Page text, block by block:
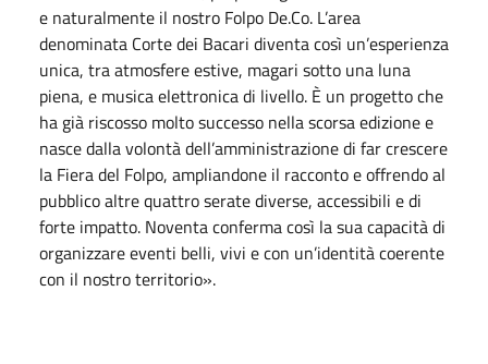
e naturalmente il nostro Folpo De.Co. L’area
denominata Corte dei Bacari diventa così un’esperienza
unica, tra atmosfere estive, magari sotto una luna
piena, e musica elettronica di livello. È un progetto che
ha già riscosso molto successo nella scorsa edizione e
nasce dalla volontà dell’amministrazione di far crescere
la Fiera del Folpo, ampliandone il racconto e offrendo al
pubblico altre quattro serate diverse, accessibili e di
forte impatto. Noventa conferma così la sua capacità di
organizzare eventi belli, vivi e con un’identità coerente
con il nostro territorio».